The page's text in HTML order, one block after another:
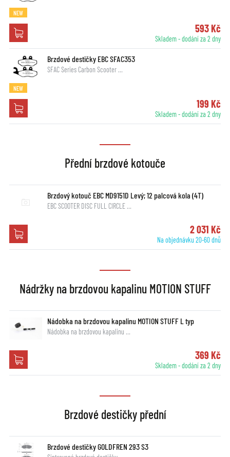
NEW
593 Kč
Skladem - dodání za 2 dny
Brzdové destičky EBC SFAC353
SFAC Series Carbon Scooter …
NEW
199 Kč
Skladem - dodání za 2 dny
Přední brzdové kotouče
Brzdový kotouč EBC MD9151D Levý; 12 palcová kola (4T)
EBC SCOOTER DISC FULL CIRCLE …
2 031 Kč
Na objednávku 20-60 dnů
Nádržky na brzdovou kapalinu MOTION STUFF
Nádobka na brzdovou kapalinu MOTION STUFF L typ
Nádobka na brzdovou kapalinu …
369 Kč
Skladem - dodání za 2 dny
Brzdové destičky přední
Brzdové destičky GOLDFREN 293 S3